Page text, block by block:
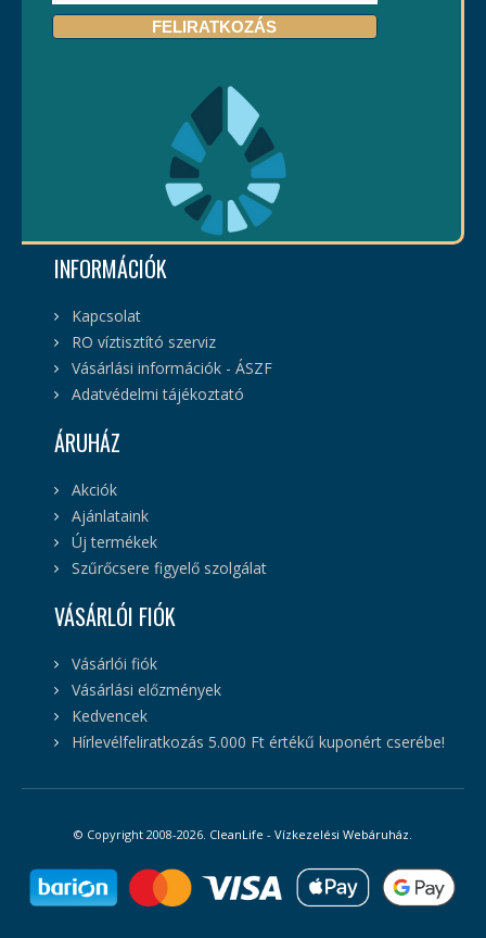
INFORMÁCIÓK
Kapcsolat
RO víztisztító szerviz
Vásárlási információk - ÁSZF
Adatvédelmi tájékoztató
ÁRUHÁZ
Akciók
Ajánlataink
Új termékek
Szűrőcsere figyelő szolgálat
VÁSÁRLÓI FIÓK
Vásárlói fiók
Vásárlási előzmények
Kedvencek
Hírlevélfeliratkozás 5.000 Ft értékű kuponért cserébe!
© Copyright 2008-2026. CleanLife - Vízkezelési Webáruház